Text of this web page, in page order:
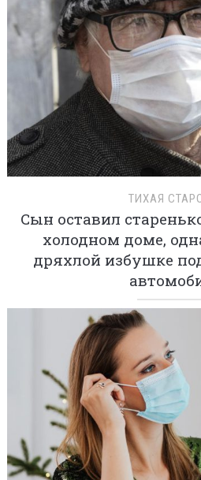
ТИХАЯ
Сын оставил
холодном доме,
дряхлой избушке